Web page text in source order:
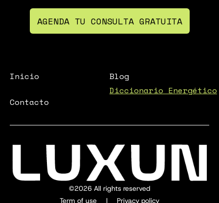
AGENDA TU CONSULTA GRATUITA
Inicio
Blog
Diccionario Energético
Contacto
©2026 All rights reserved
Term of use
Privacy policy